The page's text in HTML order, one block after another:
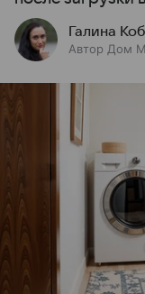
Галина
Автор Дом